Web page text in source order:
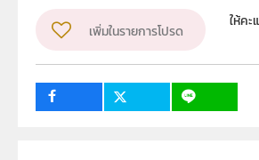
ณั
วิชา
ม.1, ม.2, ม.3, ม.4, ม.5, ม.6
เพิ่มในรายการโปรด
ให้คะ